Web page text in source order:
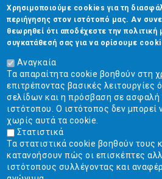
CAPTCHA
This
question is
for testing
whether or
not you are a
human visitor
and to
prevent
automated
spam
submissions.
5+2
Επικοινωνία
Στουρνάρη 17, Αθήνα 10683
2103304444
info@ekpizo.gr
www.ekpizo.gr
Δευ - Πεμ:10:00 πμ - 2:00 μμ
Σάβ - Κυρ: Κλειστά
Χρησιμοποιούμε cookies για τη
περιήγησης στον ιστότοπό μας. Αν
θεωρηθεί ότι αποδέχεστε την πολιτική
συγκατάθεσή σας για να ορίσουμε
Αναγκαία
Τα απαραίτητα cookie βοηθούν στη
επιτρέποντας βασικές
σελίδων και η πρόσβαση σε ασφαλή
ιστότοπου. Ο ιστότοπος δεν μπορεί
χωρίς αυτά τα cookie.
Στατιστικά
Τα στατιστικά cookie βοηθούν τους
κατανοήσουν πώς οι επισκέπτες
ιστότοπους συλλέγοντας και